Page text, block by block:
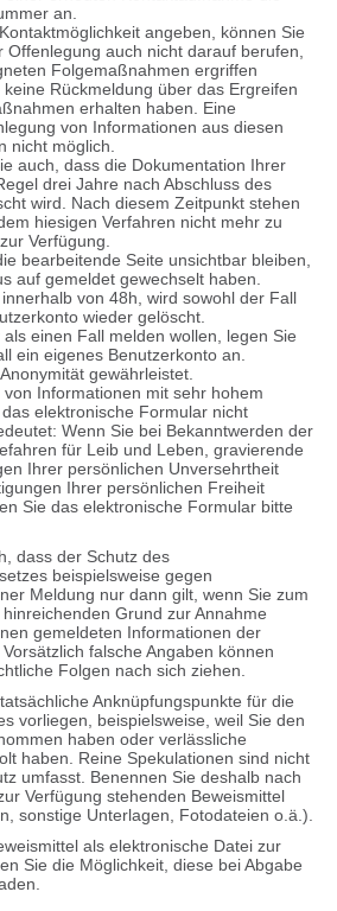
an.
angeben, können Sie
Offenlegung auch nicht darauf berufen,
Folgemaßnahmen ergriffen
Rückmeldung über das Ergreifen
erhalten haben. Eine
von Informationen aus diesen
nicht möglich.
auch, dass die Dokumentation Ihrer
drei Jahre nach Abschluss des
wird. Nach diesem Zeitpunkt stehen
hiesigen Verfahren nicht mehr zu
Verfügung.
bearbeitende Seite unsichtbar bleiben,
auf gemeldet gewechselt haben.
von 48h, wird sowohl der Fall
wieder gelöscht.
einen Fall melden wollen, legen Sie
ein eigenes Benutzerkonto an.
gewährleistet.
Informationen mit sehr hohem
elektronische Formular nicht
Wenn Sie bei Bekanntwerden der
für Leib und Leben, gravierende
Ihrer persönlichen Unversehrtheit
Ihrer persönlichen Freiheit
Sie das elektronische Formular bitte
dass der Schutz des
beispielsweise gegen
Meldung nur dann gilt, wenn Sie zum
Grund zur Annahme
gemeldeten Informationen der
falsche Angaben können
Folgen nach sich ziehen.
Anknüpfungspunkte für die
vorliegen, beispielsweise, weil Sie den
haben oder verlässliche
haben. Reine Spekulationen sind nicht
umfasst. Benennen Sie deshalb nach
Verfügung stehenden Beweismittel
sonstige Unterlagen, Fotodateien o.ä.).
als elektronische Datei zur
Sie die Möglichkeit, diese bei Abgabe